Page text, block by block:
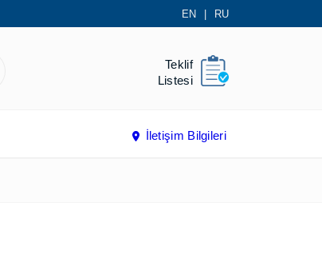
EN | RU
Teklif
Listesi
İletişim Bilgileri